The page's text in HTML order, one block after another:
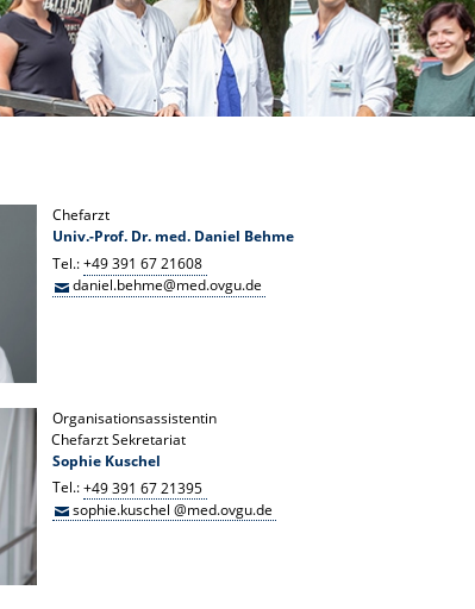
Chefarzt
Univ.-Prof. Dr. med. Daniel Behme
Tel.:+49 391 67 21608
daniel.behme@med.ovgu.de
Organisationsassistentin
Chefarzt Sekretariat
Sophie Kuschel
Tel.:+49 391 67 21395
sophie.kuschel @med.ovgu.de